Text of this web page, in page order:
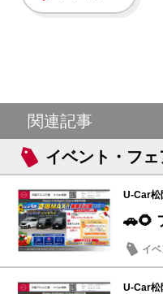
関連記事
イベント・フェ
U-Car松
🚗🌻
イ
U-Car松